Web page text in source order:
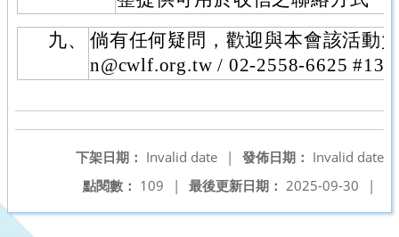
九、
倘有任何疑問，歡迎與本會該活動
n@cwlf.org.tw / 02-2558-6625 #13
發佈日期： Invalid date
下架日期： Invalid date
|
最後更新日期： 2025-09-30 |
點閱數： 109 |